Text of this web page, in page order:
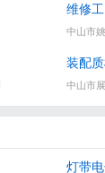
维修工
中山市
装配
中山市
灯带